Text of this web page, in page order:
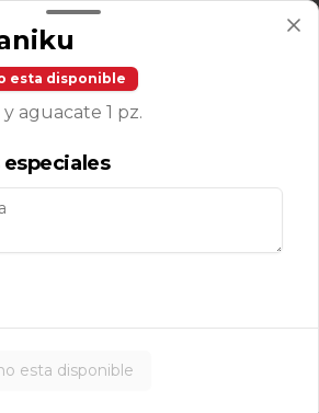
Camarones roca, aguacate, masago y
queso enchipotlado 1 pz.
$143.00
Avocado Cucumber Roll
$139.00
esta disponible
aguacate 1 pz.
esta disponible